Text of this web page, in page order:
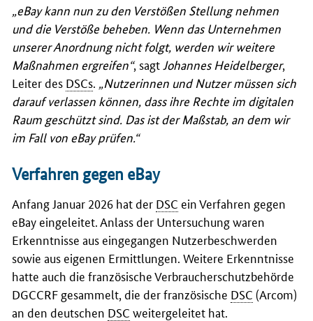
„eBay kann nun zu den Verstößen Stellung nehmen
und die Verstöße beheben. Wenn das Unternehmen
unserer Anordnung nicht folgt, werden wir weitere
Maßnahmen ergreifen“, sagt Johannes Heidelberger,
Leiter des DSCs
„Nutzerinnen und Nutzer müssen sich
darauf verlassen können, dass ihre Rechte im digitalen
Raum geschützt sind. Das ist der Maßstab, an dem wir
im Fall von eBay prüfen.“
Verfahren gegen eBay
Anfang Januar 2026 hat der DSC ein Verfahren gegen
eBay eingeleitet. Anlass der Untersuchung waren
Erkenntnisse aus eingegangen Nutzerbeschwerden
sowie aus eigenen Ermittlungen. Weitere Erkenntnisse
hatte auch die französische Verbraucherschutzbehörde
DGCCRF gesammelt, die der französische DSC (Arcom)
an den deutschen DSC weitergeleitet hat.